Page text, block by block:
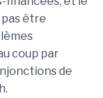
être
coup par
de